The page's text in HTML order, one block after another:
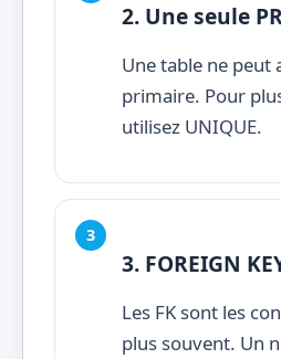
2. Une seule
Une table ne peut
primaire. Pour
utilisez UNIQUE.
3. FOREIGN
Les FK sont les
plus souvent. Un